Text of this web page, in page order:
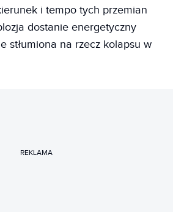
i tempo tych przemian
dostanie energetyczny
stłumiona na rzecz kolapsu w
REKLAMA